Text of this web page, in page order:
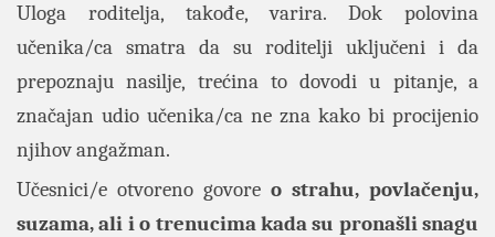
Uloga roditelja, takođe, varira. Dok polovina
učenika/ca smatra da su roditelji uključeni i da
prepoznaju nasilje, trećina to dovodi u pitanje, a
značajan udio učenika/ca ne zna kako bi procijenio
njihov angažman.
Učesnici/e otvoreno govore o strahu, povlačenju,
suzama, ali i o trenucima kada su pronašli snagu